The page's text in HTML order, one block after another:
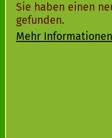
Sie haben einen
gefunden.
Mehr Informationen